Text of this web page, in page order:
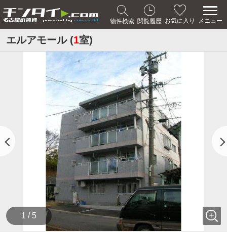
物件検索 閲覧履歴 お気に入り メニュー
エルアモール (1室)
1 / 5